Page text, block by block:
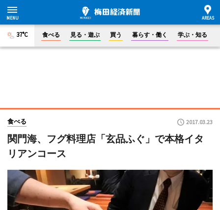
37°C 食べる 見る・遊ぶ 買う 暮らす・働く 学ぶ・知る
食べる 2017.03.23
関門海、フグ料理店「玄品ふぐ」で本格イタ
リアンコース